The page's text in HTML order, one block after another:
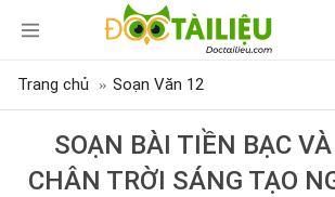
Trang chủ Soạn Văn 12
SOẠN BÀI TIỀN BẠC
CHÂN TRỜI SÁNG TẠO